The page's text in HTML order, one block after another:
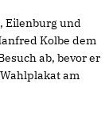
Eilenburg und
Kolbe dem
ab, bevor er
am